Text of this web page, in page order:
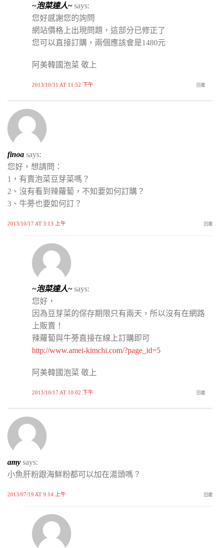
~泡菜達人~ says:
您好感謝您的詢問
網站價格上出現問題，這部分已修正了
您可以直接訂購，兩個應該會是1480元
阿美韓國泡菜 敬上
2013/10/31 AT 11:52 下午 回覆
finoa says:
您好，想請問：
1，有賣泡菜豆芽菜嗎？
2、沒有看到辣蘿蔔，不知要如何訂購？
3、牛蒡也要如何訂？
2013/10/17 AT 3:13 上午 回覆
~泡菜達人~ says:
您好，
因為豆芽菜的保存期限只有兩天，所以沒有在網路
上販賣！
辣蘿蔔與牛蒡直接在線上訂購即可
http://www.amei-kimchi.com/?page_id=5
阿美韓國泡菜 敬上
2013/10/17 AT 10:02 下午 回覆
amy says:
小魚肝粉跟海鮮粉都可以加在湯頭嗎？
2013/07/19 AT 9:14 上午 回覆